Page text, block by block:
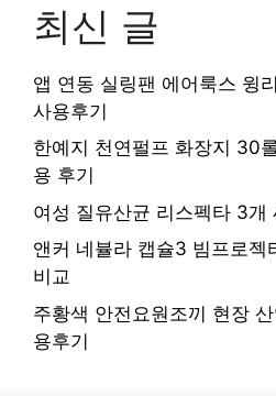
최신 글
앱 연동 실링팬 에어룩스 윙
사용후기
한예지 천연펄프 화장지 30
용 후기
여성 질유산균 리스펙타 3개
앤커 네뷸라 캡슐3 빔프로젝
비교
주황색 안전요원조끼 현장
용후기